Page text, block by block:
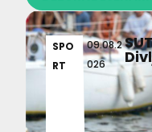
SPO
RT
09.08.2
026